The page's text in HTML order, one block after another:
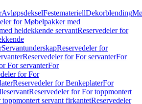
AvløpsdekselFestemateriellDekorblending
for Møbelpakker med
heldekkende servantReservedeler for
ServantunderskapReservedeler for
Reservedeler for For servanterFor
For servanterFor
for For
Reservedeler for BenkeplaterFor
Reservedeler for For toppmontert
toppmontert servant firkantetReservedeler